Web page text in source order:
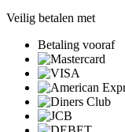
Veilig betalen met
Betaling vooraf